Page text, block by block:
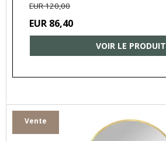
EUR 120,00
EUR 86,40
VOIR LE PRODUIT
Vente